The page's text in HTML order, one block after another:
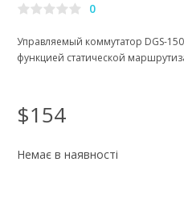
0
Управляемый коммутатор DGS-
функцией статической
$154
Немає в наявності